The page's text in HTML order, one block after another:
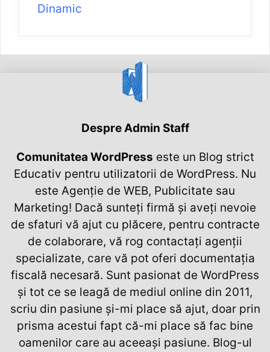
Dinamic
Despre Admin Staff
Comunitatea WordPress este un Blog strict
Educativ pentru utilizatorii de WordPress. Nu
este Agenție de WEB, Publicitate sau
Marketing! Dacă sunteți firmă și aveți nevoie
de sfaturi vă ajut cu plăcere, pentru contracte
de colaborare, vă rog contactați agenții
specializate, care vă pot oferi documentația
fiscală necesară. Sunt pasionat de WordPress
și tot ce se leagă de mediul online din 2011,
scriu din pasiune și-mi place să ajut, doar prin
prisma acestui fapt că-mi place să fac bine
oamenilor care au aceeași pasiune. Blog-ul